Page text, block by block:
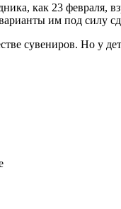
как 23 февраля,
им под силу
сувениров. Но у